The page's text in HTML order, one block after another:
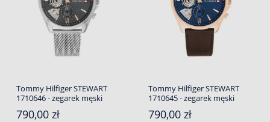
Tommy Hilfiger STEWART
1710646 - zegarek męski
790,00 zł
Tommy Hilfiger STEWART
1710645 - zegarek męski
790,00 zł